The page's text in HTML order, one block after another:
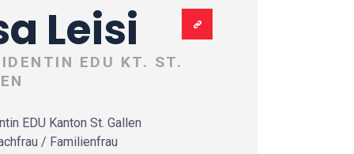
Leisi
EDU KT. ST.
EDU Kanton St. Gallen
/ Familienfrau